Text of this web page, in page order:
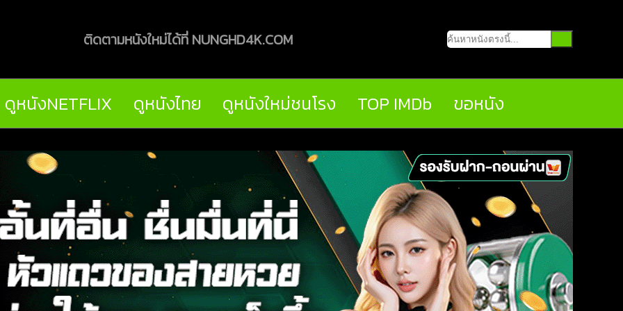
ติดตามหนังใหม่ได้ที่ NUNGHD4K.COM
ดูหนังNETFLIX ดูหนังไทย ดูหนังใหม่ชนโรง TOP IMDb ขอหนัง